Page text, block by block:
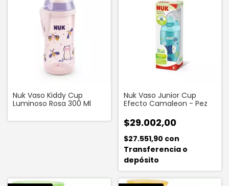
Nuk Vaso Kiddy Cup
Luminoso Rosa 300 Ml
Nuk Vaso Junior Cup
Efecto Camaleon - Pez
$29.002,00
$27.551,90 con
Transferencia o
depósito